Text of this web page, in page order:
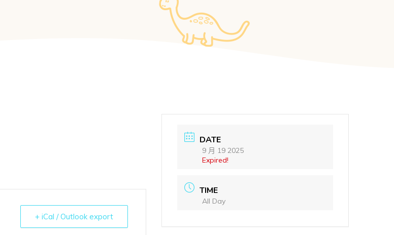
+ iCal / Outlook export
DATE
9 月 19 2025
Expired!
TIME
All Day